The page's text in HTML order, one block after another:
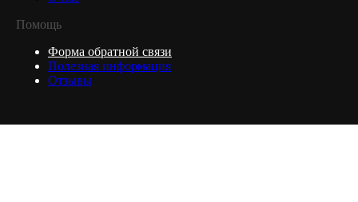
Помощь
Форма обратной связи
Полезная информация
Отзывы